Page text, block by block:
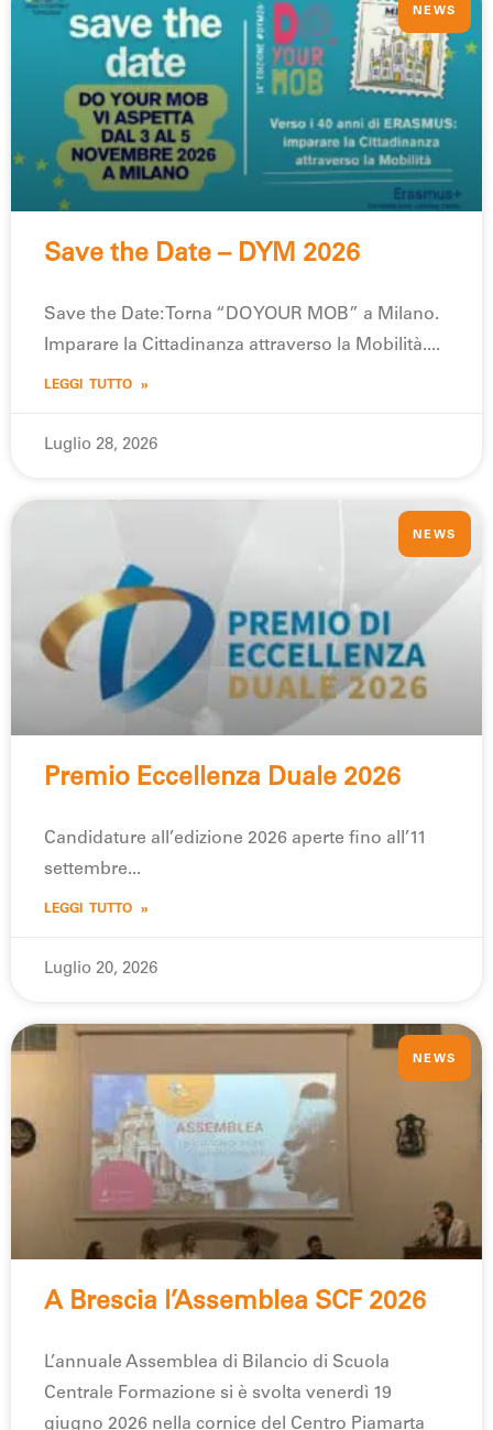
NEWS
Save the Date – DYM 2026
Save the Date: Torna “DO YOUR MOB” a Milano.
Imparare la Cittadinanza attraverso la Mobilità.
LEGGI TUTTO »
Luglio 28, 2026
NEWS
Premio Eccellenza Duale 2026
Candidature all’edizione 2026 aperte fino all’11
settembre
LEGGI TUTTO »
Luglio 20, 2026
NEWS
A Brescia l’Assemblea SCF 2026
L’annuale Assemblea di Bilancio di Scuola
Centrale Formazione si è svolta venerdì 19
giugno 2026 nella cornice del Centro Piamarta